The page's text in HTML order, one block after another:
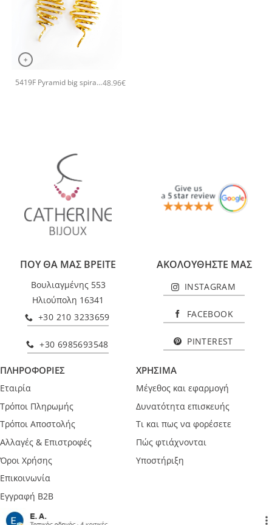
+
5419F Pyramid big spiral χειροποίητα σκουλαρίκια Catherine bijoux Χρυσό48.96€
ΠΟΥ ΘΑ ΜΑΣ ΒΡΕΙΤΕ
Βουλιαγμένης 553
Ηλιούπολη 16341
+30 210 3233659
+30 6985693548
ΑΚΟΛΟΥΘΗΣΤΕ ΜΑΣ
INSTAGRAM
FACEBOOK
PINTEREST
ΠΛΗΡΟΦΟΡΙΕΣ
Εταιρία
Τρόποι Πληρωμής
Τρόποι Αποστολής
Αλλαγές & Επιστροφές
Όροι Χρήσης
Επικοινωνία
Εγγραφή B2B
ΧΡΗΣΙΜΑ
Μέγεθος και εφαρμογή
Δυνατότητα επισκευής
Τι και πως να φορέσετε
Πώς φτιάχνονται
Υποστήριξη